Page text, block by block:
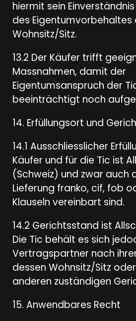
hiermit sein
des Eigentumvorbehaltes
Wohnsitz/Sitz.
13.2 Der Käufer trifft
Massnahmen, damit der
Eigentumsanspruch der
beeinträchtigt noch
14. Erfüllungsort und
14.1 Ausschliesslicher
Käufer und für die Tic ist
(Schweiz) und zwar auch
Lieferung franko, cif, fob
Klauseln vereinbart sind.
14.2 Gerichtsstand ist
Die Tic behält es sich
Vertragspartner nach
dessen Wohnsitz/Sitz
anderen zuständigen
15. Anwendbares Recht